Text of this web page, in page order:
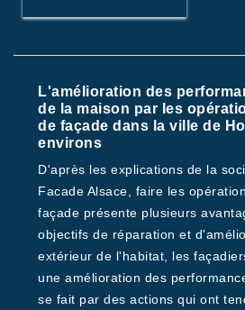
L'amélioration des
de la maison par les
de façade dans la ville de
environs
D'après les explications de la
Facade Alsace, faire les
façade présente plusieurs
objectifs de réparation et
extérieur de l'habitat, les
une amélioration des
se fait par des actions qui ont